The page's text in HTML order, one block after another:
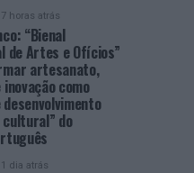
7 horas atrás
“Bienal
de Artes e Ofícios”
artesanato,
como
cultural” do
1 dia atrás